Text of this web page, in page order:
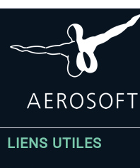
LIENS UTILES